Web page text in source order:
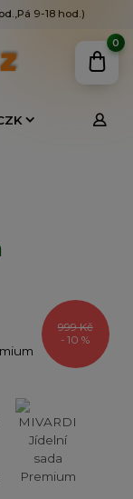
9-18 hod.)
0
999 Kč
- 10 %